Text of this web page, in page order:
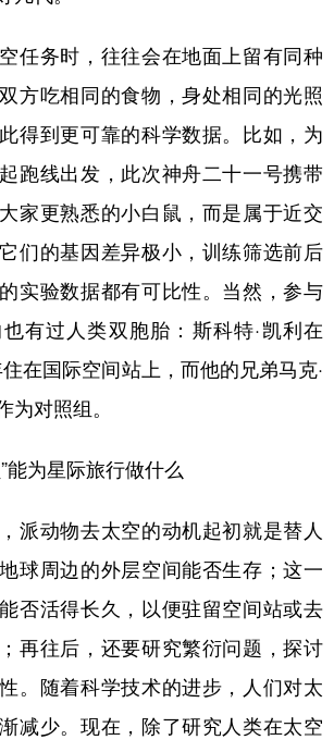
务时，往往会在地面上留有同种
方吃相同的食物，身处相同的光照
得到更可靠的科学数据。比如，为
跑线出发，此次神舟二十一号携带
家更熟悉的小白鼠，而是属于近交
们的基因差异极小，训练筛选前后
实验数据都有可比性。当然，参与
有过人类双胞胎：斯科特·凯利在
在国际空间站上，而他的兄弟马克·
为对照组。
为星际旅行做什么
动物去太空的动机起初就是替人
球周边的外层空间能否生存；这一
否活得长久，以便驻留空间站或去
再往后，还要研究繁衍问题，探讨
。随着科学技术的进步，人们对太
减少。现在，除了研究人类在太空